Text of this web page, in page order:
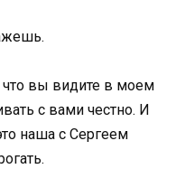
вы видите в моем
с вами честно. И
наша с Сергеем